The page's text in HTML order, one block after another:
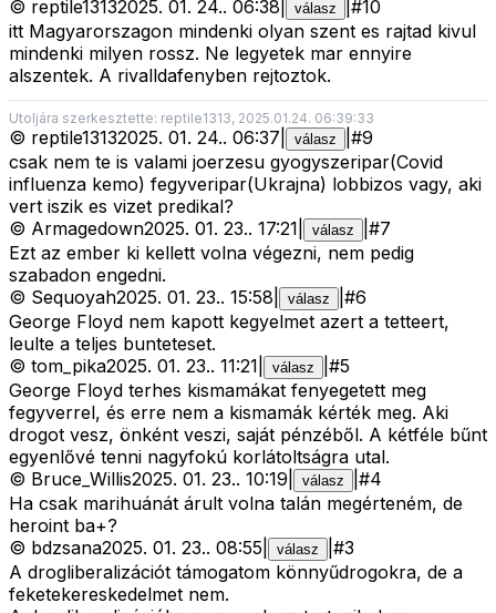
© reptile13132025. 01. 24.. 06:38 válasz #10
itt Magyarorszagon mindenki olyan szent es rajtad kivul
mindenki milyen rossz. Ne legyetek mar ennyire
alszentek. A rivalldafenyben rejtoztok.
Utoljára szerkesztette: reptile1313, 2025.01.24. 06:39:33
© reptile13132025. 01. 24.. 06:37 válasz #9
csak nem te is valami joerzesu gyogyszeripar(Covid
influenza kemo) fegyveripar(Ukrajna) lobbizos vagy, aki
vert iszik es vizet predikal?
© Armagedown2025. 01. 23.. 17:21 válasz #7
Ezt az ember ki kellett volna végezni, nem pedig
szabadon engedni.
© Sequoyah2025. 01. 23.. 15:58 válasz #6
George Floyd nem kapott kegyelmet azert a tetteert,
leulte a teljes bunteteset.
© tom_pika2025. 01. 23.. 11:21 válasz #5
George Floyd terhes kismamákat fenyegetett meg
fegyverrel, és erre nem a kismamák kérték meg. Aki
drogot vesz, önként veszi, saját pénzéből. A kétféle bűnt
egyenlővé tenni nagyfokú korlátoltságra utal.
© Bruce_Willis2025. 01. 23.. 10:19 válasz #4
Ha csak marihuánát árult volna talán megérteném, de
heroint ba+?
© bdzsana2025. 01. 23.. 08:55 válasz #3
A drogliberalizációt támogatom könnyűdrogokra, de a
feketekereskedelmet nem.